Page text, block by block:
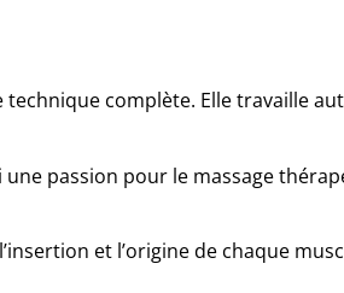
technique complète. Elle travaille
une passion pour le massage
et l’origine de chaque